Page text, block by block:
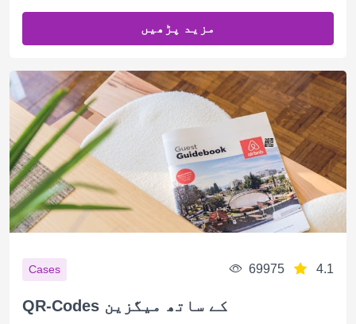
مزید پڑھیں
Cases 69975 4.1
QR-Codes کے ساتھ میگزین